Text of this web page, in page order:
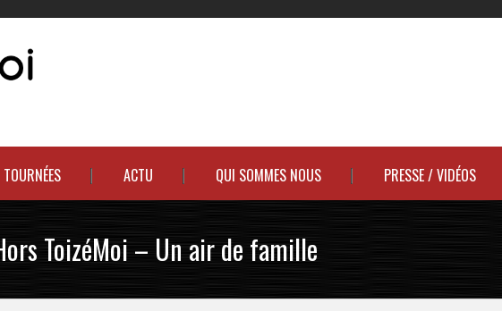
TOURNÉES ACTU QUI SOMMES NOUS PRESSE / VIDÉOS
ToizéMoi – Un air de famille